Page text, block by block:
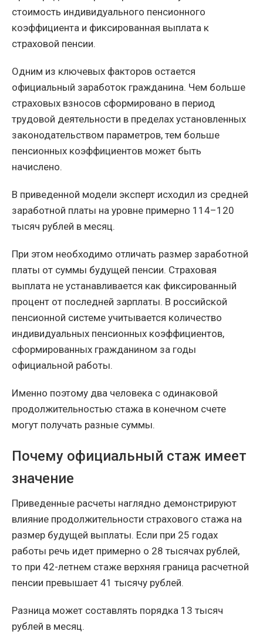
стоимость индивидуального пенсионного
коэффициента и фиксированная выплата к
страховой пенсии.
Одним из ключевых факторов остается
официальный заработок гражданина. Чем больше
страховых взносов сформировано в период
трудовой деятельности в пределах установленных
законодательством параметров, тем больше
пенсионных коэффициентов может быть
начислено.
В приведенной модели эксперт исходил из средней
заработной платы на уровне примерно 114–120
тысяч рублей в месяц.
При этом необходимо отличать размер заработной
платы от суммы будущей пенсии. Страховая
выплата не устанавливается как фиксированный
процент от последней зарплаты. В российской
пенсионной системе учитывается количество
индивидуальных пенсионных коэффициентов,
сформированных гражданином за годы
официальной работы.
Именно поэтому два человека с одинаковой
продолжительностью стажа в конечном счете
могут получать разные суммы.
Почему официальный стаж имеет
значение
Приведенные расчеты наглядно демонстрируют
влияние продолжительности страхового стажа на
размер будущей выплаты. Если при 25 годах
работы речь идет примерно о 28 тысячах рублей,
то при 42-летнем стаже верхняя граница расчетной
пенсии превышает 41 тысячу рублей.
Разница может составлять порядка 13 тысяч
рублей в месяц.